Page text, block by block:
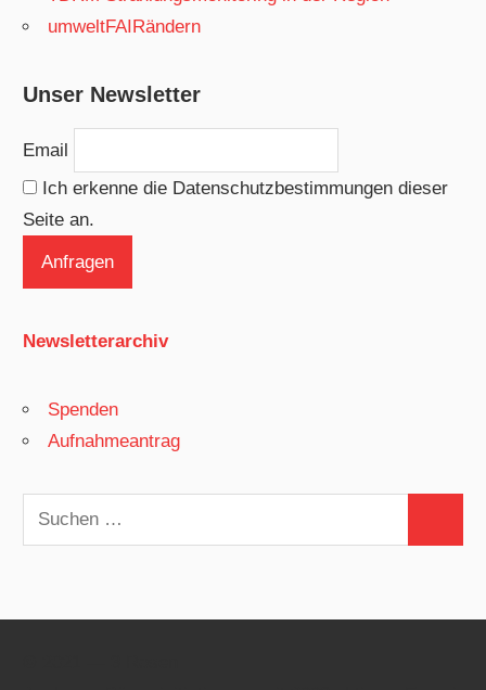
umweltFAIRändern
Unser Newsletter
Email
Ich erkenne die Datenschutzbestimmungen dieser
Seite an.
Newsletterarchiv
Spenden
Aufnahmeantrag
Suchen
nach: